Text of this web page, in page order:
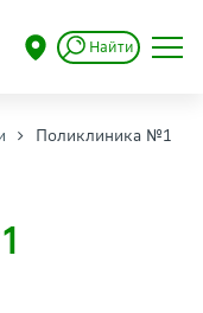
Найти
Поликлиника №1